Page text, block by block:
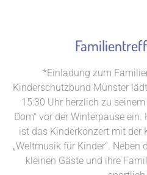
*Einladung zum
Kinderschutzbund Münster
15:30 Uhr herzlich zu
Dom“ vor der Winterpause
ist das Kinderkonzert mit der
„Weltmusik für Kinder“.
kleinen Gäste und ihre